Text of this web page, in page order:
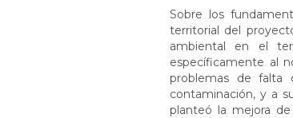
Sobre los
territorial del
ambiental en el
específicamente al
problemas de falta
contaminación, y a
planteó la mejora